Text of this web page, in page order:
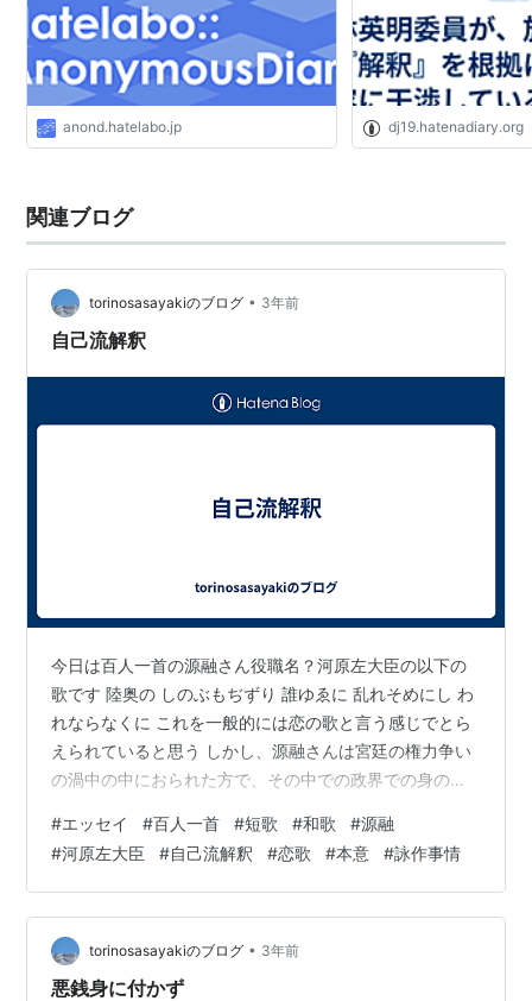
anond.hatelabo.jp dj19.hatenadiary.org
関連ブログ
torinosasayakiのブログ • 3年前
自己流解釈
今日は百人一首の源融さん役職名？河原左大臣の以下の
歌です 陸奥の しのぶもぢずり 誰ゆゑに 乱れそめにし わ
れならなくに これを一般的には恋の歌と言う感じでとら
えられていると思う しかし、源融さんは宮廷の権力争い
の渦中の中におられた方で、その中での政界での身の潔
恋の歌であるかのように歌っておるのだが、本意は異な
り詠作事情を知っておられる当時の方々ならばそれは当
然そちらの意味の方で解釈されていたと言ったようなこ
とも考えられないだろうか？ どうなんだろう？
#エッセイ #百人一首 #短歌 #和歌 #源融
#河原左大臣 #自己流解釈 #恋歌 #本意 #詠作事情
torinosasayakiのブログ • 3年前
悪銭身に付かず